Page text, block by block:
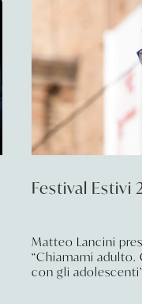
Festival Estivi
Matteo Lancini
“Chiamami adulto.
con gli